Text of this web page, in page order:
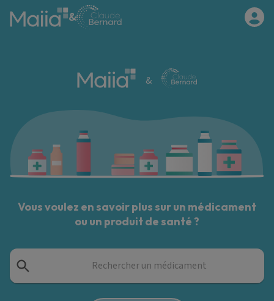
Aller au contenu principal
&
&
Vous voulez en savoir plus sur un médicament
ou un produit de santé ?
Rechercher un médicament